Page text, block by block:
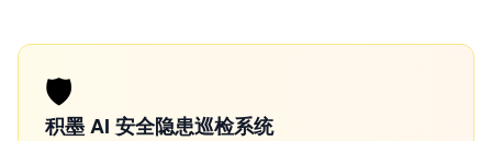
🛡️
积墨 AI 安全隐患巡检系统